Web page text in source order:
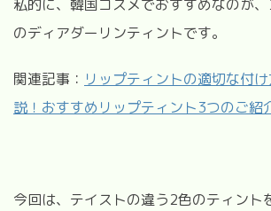
私的に、韓国コスメでおすすめなのが
のディアダーリンティントです。
関連記事： リップティントの適切な付
説！おすすめリップティント3つのご紹
今回は、テイストの違う2色のティント